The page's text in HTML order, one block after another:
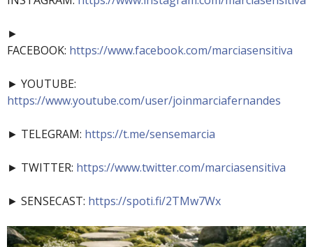
►
FACEBOOK: https://www.facebook.com/marciasensitiva
► YOUTUBE:
https://www.youtube.com/user/joinmarciafernandes
► TELEGRAM: https://t.me/sensemarcia
► TWITTER: https://www.twitter.com/marciasensitiva
► SENSECAST: https://spoti.fi/2TMw7Wx